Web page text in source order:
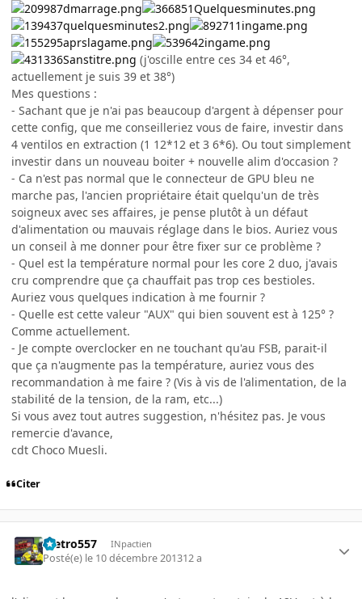
(j'oscille entre ces 34 et 46°,
actuellement je suis 39 et 38°)
Mes questions :
- Sachant que je n'ai pas beaucoup d'argent à dépenser pour
cette config, que me conseilleriez vous de faire, investir dans
4 ventilos en extraction (1 12*12 et 3 6*6). Ou tout simplement
investir dans un nouveau boiter + nouvelle alim d'occasion ?
- Ca n'est pas normal que le connecteur de GPU bleu ne
marche pas, l'ancien propriétaire était quelqu'un de très
soigneux avec ses affaires, je pense plutôt à un défaut
d'alimentation ou mauvais réglage dans le bios. Auriez vous
un conseil à me donner pour être fixer sur ce problème ?
- Quel est la température normal pour les core 2 duo, j'avais
cru comprendre que ça chauffait pas trop ces bestioles.
Auriez vous quelques indication à me fournir ?
- Quelle est cette valeur "AUX" qui bien souvent est à 125° ?
Comme actuellement.
- Je compte overclocker en ne touchant qu'au FSB, parait-il
que ça n'augmente pas la température, auriez vous des
recommandation à me faire ? (Vis à vis de l'alimentation, de la
stabilité de la tension, de la ram, etc...)
Si vous avez tout autres suggestion, n'hésitez pas. Je vous
remercie d'avance,
cdt Choco Muesli.
Citer
metro557 INpactien
Posté(e) le 10 décembre 201312 a